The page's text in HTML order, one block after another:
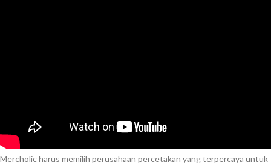
Mercholic harus memilih perusahaan percetakan yang terpercaya untuk